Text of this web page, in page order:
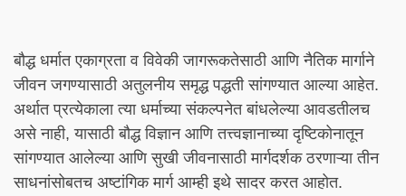
बौद्ध धर्मात एकाग्रता व विवेकी जागरूकतेसाठी आणि नैतिक मार्गाने
जीवन जगण्यासाठी अतुलनीय समृद्ध पद्धती सांगण्यात आल्या आहेत.
अर्थात प्रत्येकाला त्या धर्माच्या संकल्पनेत बांधलेल्या आवडतीलच
असे नाही, यासाठी बौद्ध विज्ञान आणि तत्त्वज्ञानाच्या दृष्टिकोनातून
सांगण्यात आलेल्या आणि सुखी जीवनासाठी मार्गदर्शक ठरणाऱ्या तीन
साधनांसोबतच अष्टांगिक मार्ग आम्ही इथे सादर करत आहोत.